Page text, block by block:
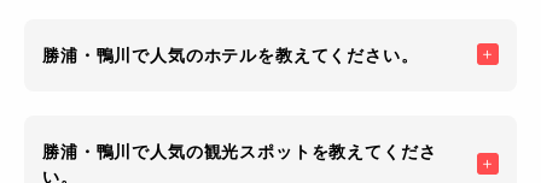
勝浦・鴨川で人気のホテルを教えてください。
勝浦・鴨川で人気の観光スポットを教えてくださ
い。